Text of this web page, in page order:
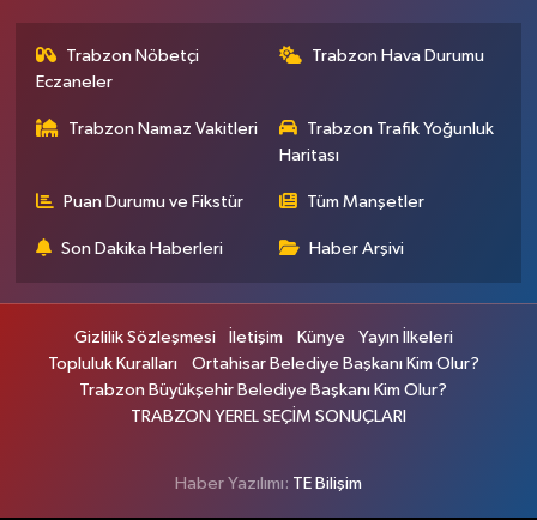
Trabzon Nöbetçi
Eczaneler
Trabzon Hava Durumu
Trabzon Namaz Vakitleri
Trabzon Trafik Yoğunluk
Haritası
Puan Durumu ve Fikstür Tüm Manşetler
Son Dakika Haberleri Haber Arşivi
Gizlilik Sözleşmesi İletişim Künye
Yayın İlkeleri
Topluluk Kuralları
Ortahisar Belediye Başkanı Kim Olur?
Trabzon Büyükşehir Belediye Başkanı Kim Olur?
TRABZON YEREL SEÇİM SONUÇLARI
Haber Yazılımı: TE Bilişim